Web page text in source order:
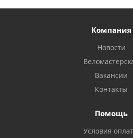
Компания
Новости
Вакансии
Контакты
Помощь
Условия